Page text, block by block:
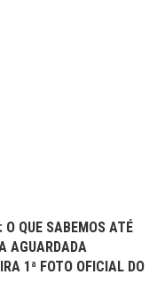
O QUE SABEMOS ATÉ
AGUARDADA
1ª FOTO OFICIAL DO